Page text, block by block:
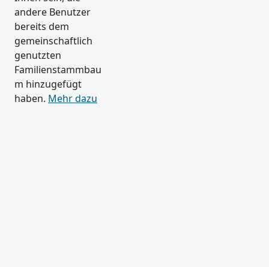
andere Benutzer
bereits dem
gemeinschaftlich
genutzten
Familienstammbau
m hinzugefügt
haben. Mehr dazu